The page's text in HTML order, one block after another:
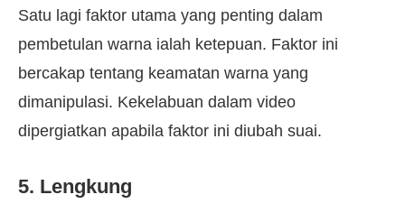
Satu lagi faktor utama yang penting dalam
pembetulan warna ialah ketepuan. Faktor ini
bercakap tentang keamatan warna yang
dimanipulasi. Kekelabuan dalam video
dipergiatkan apabila faktor ini diubah suai.
5. Lengkung